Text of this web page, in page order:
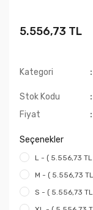
5.556,73 TL
Kategori
Stok Kodu
Fiyat
Seçenekler
L - ( 5.556,73 TL
M - ( 5.556,73
S - ( 5.556,73